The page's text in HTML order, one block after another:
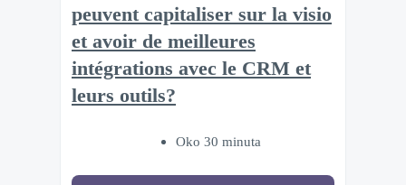
peuvent capitaliser sur la visio
et avoir de meilleures
intégrations avec le CRM et
leurs outils?
Oko 30 minuta